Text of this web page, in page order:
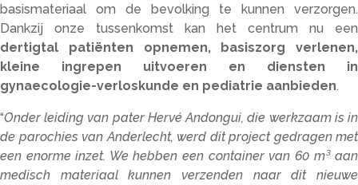
basismateriaal om de bevolking te kunnen verzorgen.
Dankzij onze tussenkomst kan het centrum nu een
dertigtal patiënten opnemen, basiszorg verlenen,
kleine ingrepen uitvoeren en diensten in
gynaecologie-verloskunde en pediatrie aanbieden.
“Onder leiding van pater Hervé Andongui, die werkzaam is in
de parochies van Anderlecht, werd dit project gedragen met
een enorme inzet. We hebben een container van 60 m³ aan
medisch materiaal kunnen verzenden naar dit nieuwe